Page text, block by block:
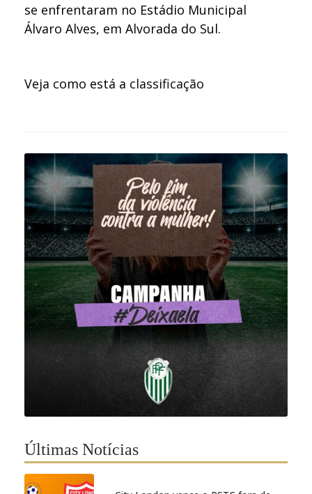
se enfrentaram no Estádio Municipal
Álvaro Alves, em Alvorada do Sul.
Veja como está a classificação
Últimas Notícias